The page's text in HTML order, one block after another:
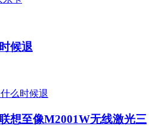
候退
想至像M2001W无线激光三